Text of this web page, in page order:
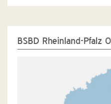
BSBD Rheinland-Pfalz